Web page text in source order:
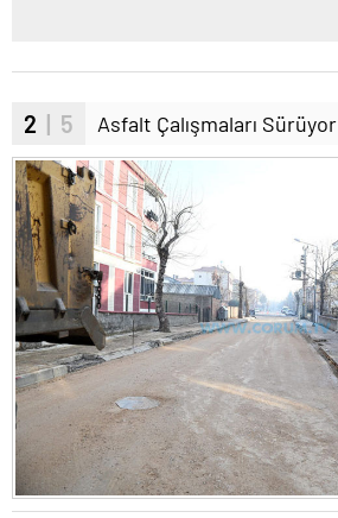
2 | 5 Asfalt Çalışmaları Sürüyor